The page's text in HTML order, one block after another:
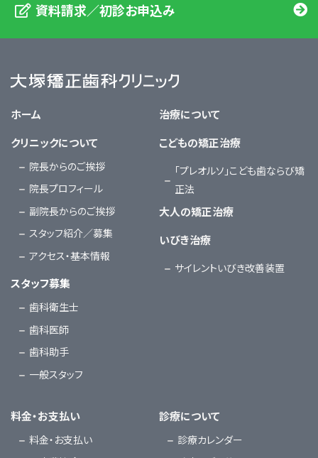
資料請求／初診お申込み
ホーム
クリニックについて
院長からのご挨拶
院長プロフィール
副院長からのご挨拶
スタッフ紹介／募集
アクセス・基本情報
スタッフ募集
歯科衛生士
歯科医師
歯科助手
一般スタッフ
治療について
こどもの矯正治療
「プレオルソ」こども歯ならび矯
正法
大人の矯正治療
いびき治療
サイレントいびき改善装置
料金・お支払い
料金・お支払い
診療について
診療カレンダー